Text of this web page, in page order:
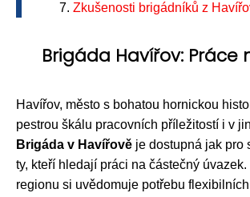
Zkušenosti brigádníků z
Brigáda Havířov: Práce
Havířov, město s bohatou hornickou
pestrou škálu pracovních příležitostí i v
Brigáda v Havířově je dostupná jak pro
ty, kteří hledají práci na částečný
regionu si uvědomuje potřebu